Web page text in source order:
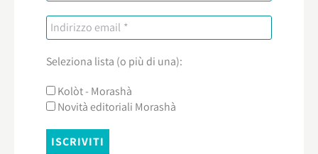
Seleziona lista (o più di una):
Kolòt - Morashà
Novità editoriali Morashà